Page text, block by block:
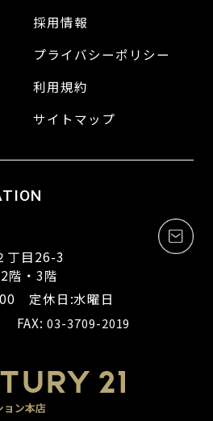
採用情報
プライバシーポリシー
利用規約
サイトマップ
丁目26-3
階・3階
定休日:水曜日
03-3709-2019